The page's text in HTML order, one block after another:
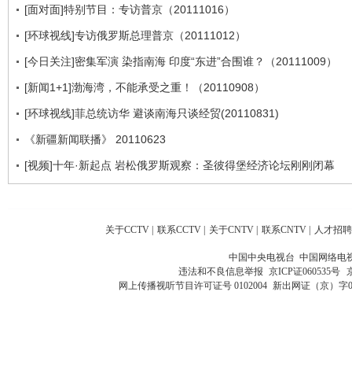
[面对面]特别节目：专访普京（20111016）
[环球视线]专访俄罗斯总理普京（20111012）
[今日关注]密集军演 染指南海 印度“东进”合围谁？（20111009）
[新闻1+1]渤海湾，不能承受之重！（20110908）
[环球视线]菲总统访华 避谈南海只谈经贸(20110831)
《新疆新闻联播》 20110623
[视频]十年·新起点 岩松俄罗斯观察：圣彼得堡经济论坛刚刚闭幕
关于CCTV | 联系CCTV | 关于CNTV | 联系CNTV | 人才招聘
中国中央电视台 中国网络电
违法和不良信息举报 京ICP证060535号
网上传播视听节目许可证号 0102004 新出网证（京）